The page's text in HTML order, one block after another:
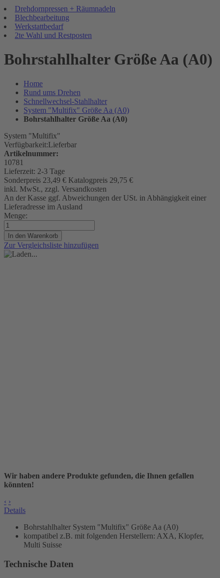
Drehdornpressen + Räumnadeln
Blechbearbeitung
Werkstattbedarf
2te Wahl und Restposten
Bohrstahlhalter Größe Aa (A0)
Home
Rund ums Drehen
Schnellwechsel-Stahlhalter
System "Multifix" Größe Aa (A0)
Bohrstahlhalter Größe Aa (A0)
System "Multifix"
Verfügbarkeit:Lieferbar
Artikelnummer:
10781
Lieferzeit: 2-3 Tage
Sonderpreis 23,49 € Katalogpreis 29,75 €
inkl. MwSt., zzgl. Versandkosten
An der Kasse ggf. Abweichungen der USt. in Abhängigkeit einer
Lieferadresse im Ausland
Menge:
In den Warenkorb
Zur Vergleichsliste hinzufügen
Wir haben andere Produkte gefunden, die Ihnen gefallen
könnten!
‹ ›
Details
Bohrstahlhalter System "Multifix" Größe Aa (A0)
kompatibel z.B. mit folgenden Herstellern: AXA, Klopfer,
Multi Suisse
Technische Daten